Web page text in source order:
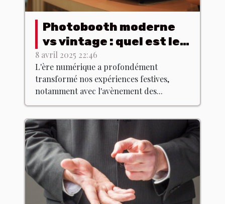
Photobooth moderne
vs vintage : quel est le
meilleur choix ?
8 avril 2025 22:46
L'ère numérique a profondément
transformé nos expériences festives,
notamment avec l'avènement des...